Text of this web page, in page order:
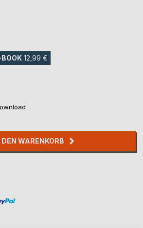
12,99 €
DEN WARENKORB